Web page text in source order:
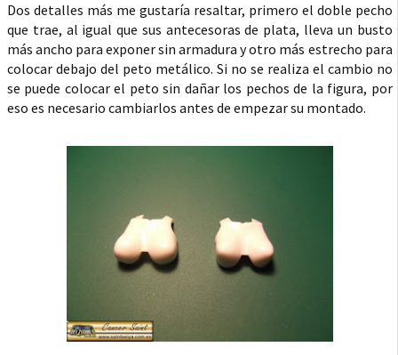
Dos detalles más me gustaría resaltar, primero el doble pecho
que trae, al igual que sus antecesoras de plata, lleva un busto
más ancho para exponer sin armadura y otro más estrecho para
colocar debajo del peto metálico. Si no se realiza el cambio no
se puede colocar el peto sin dañar los pechos de la figura, por
eso es necesario cambiarlos antes de empezar su montado.